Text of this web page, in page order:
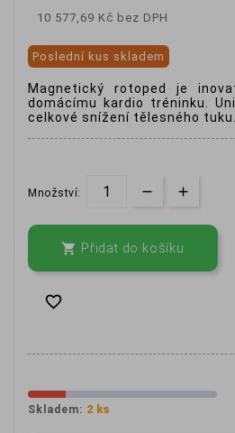
10 577,69 Kč bez DPH
Poslední kus skladem
Magnetický rotoped je
domácímu kardio tréninku.
celkové snížení tělesného tuku.
Množství:
 Přidat do košíku

Skladem: 2 ks